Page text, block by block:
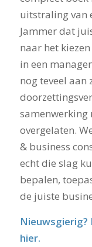
uitstraling van
Jammer dat
naar het
in een
nog teveel aan
samenwerking
overgelaten.
& business
echt die slag
bepalen,
de juiste
Nieuwsgierig?
hier.